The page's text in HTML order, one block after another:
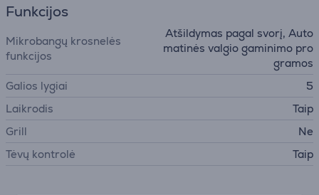
Funkcijos
Mikrobangų krosnelės
funkcijos
Atšildymas pagal svorį, Auto
matinės valgio gaminimo pro
gramos
Galios lygiai
5
Laikrodis
Taip
Grill
Ne
Tėvų kontrolė
Taip